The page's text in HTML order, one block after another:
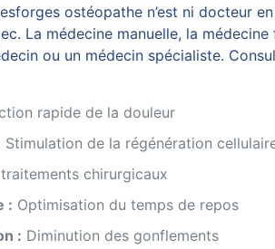
ostéopathe n’est ni docteur
La médecine manuelle, la
ou un médecin spécialiste.
rapide de la douleur
Stimulation de la régénération
chirurgicaux
: Optimisation du temps de repos
: Diminution des gonflements